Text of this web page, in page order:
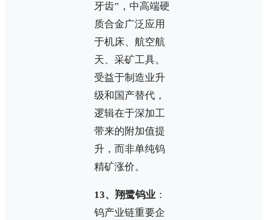
牙齿”，中高端硬
质合金广泛应用
于机床、航空航
天、采矿工具。
受益于制造业升
级和国产替代，
逻辑在于深加工
带来的附加值提
升，而非单纯钨
精矿涨价。
13、翔鹭钨业 ：
钨产业链重要企